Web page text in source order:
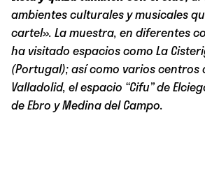
ambientes culturales y musicales
cartel». La muestra, en diferentes
ha visitado espacios como La
(Portugal); así como varios centros
Valladolid, el espacio “Cifu” de
de Ebro y Medina del Campo.